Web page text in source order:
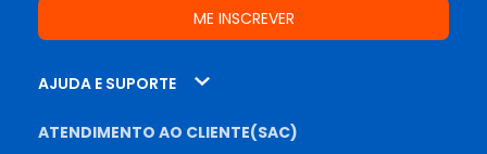
AJUDA E SUPORTE
ATENDIMENTO AO CLIENTE(SAC)